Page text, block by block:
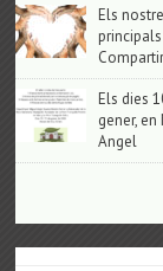
Els
Els dies
gener,
Angel